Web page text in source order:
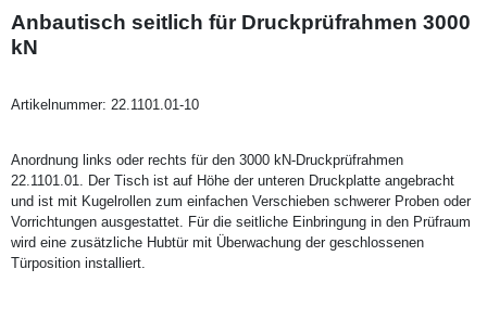
Anbautisch seitlich für Druckprüfrahmen 3000
kN
Artikelnummer: 22.1101.01-10
Anordnung links oder rechts für den 3000 kN-Druckprüfrahmen
22.1101.01. Der Tisch ist auf Höhe der unteren Druckplatte angebracht
und ist mit Kugelrollen zum einfachen Verschieben schwerer Proben oder
Vorrichtungen ausgestattet. Für die seitliche Einbringung in den Prüfraum
wird eine zusätzliche Hubtür mit Überwachung der geschlossenen
Türposition installiert.